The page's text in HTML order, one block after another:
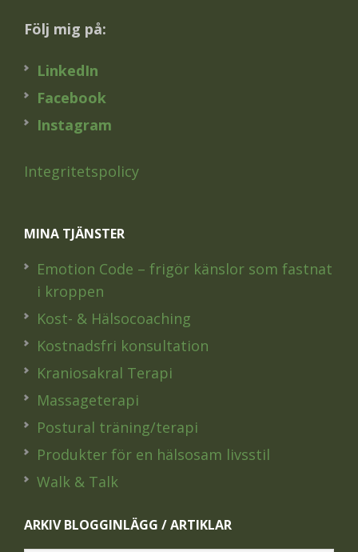
Följ mig på:
LinkedIn
Facebook
Instagram
Integritetspolicy
MINA TJÄNSTER
Emotion Code – frigör känslor som fastnat
i kroppen
Kost- & Hälsocoaching
Kostnadsfri konsultation
Kraniosakral Terapi
Massageterapi
Postural träning/terapi
Produkter för en hälsosam livsstil
Walk & Talk
ARKIV BLOGGINLÄGG / ARTIKLAR